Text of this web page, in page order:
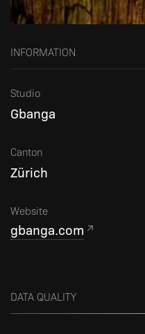
INFORMATION
Studio
Gbanga
Canton
Zürich
Website
gbanga.com
DATA QUALITY